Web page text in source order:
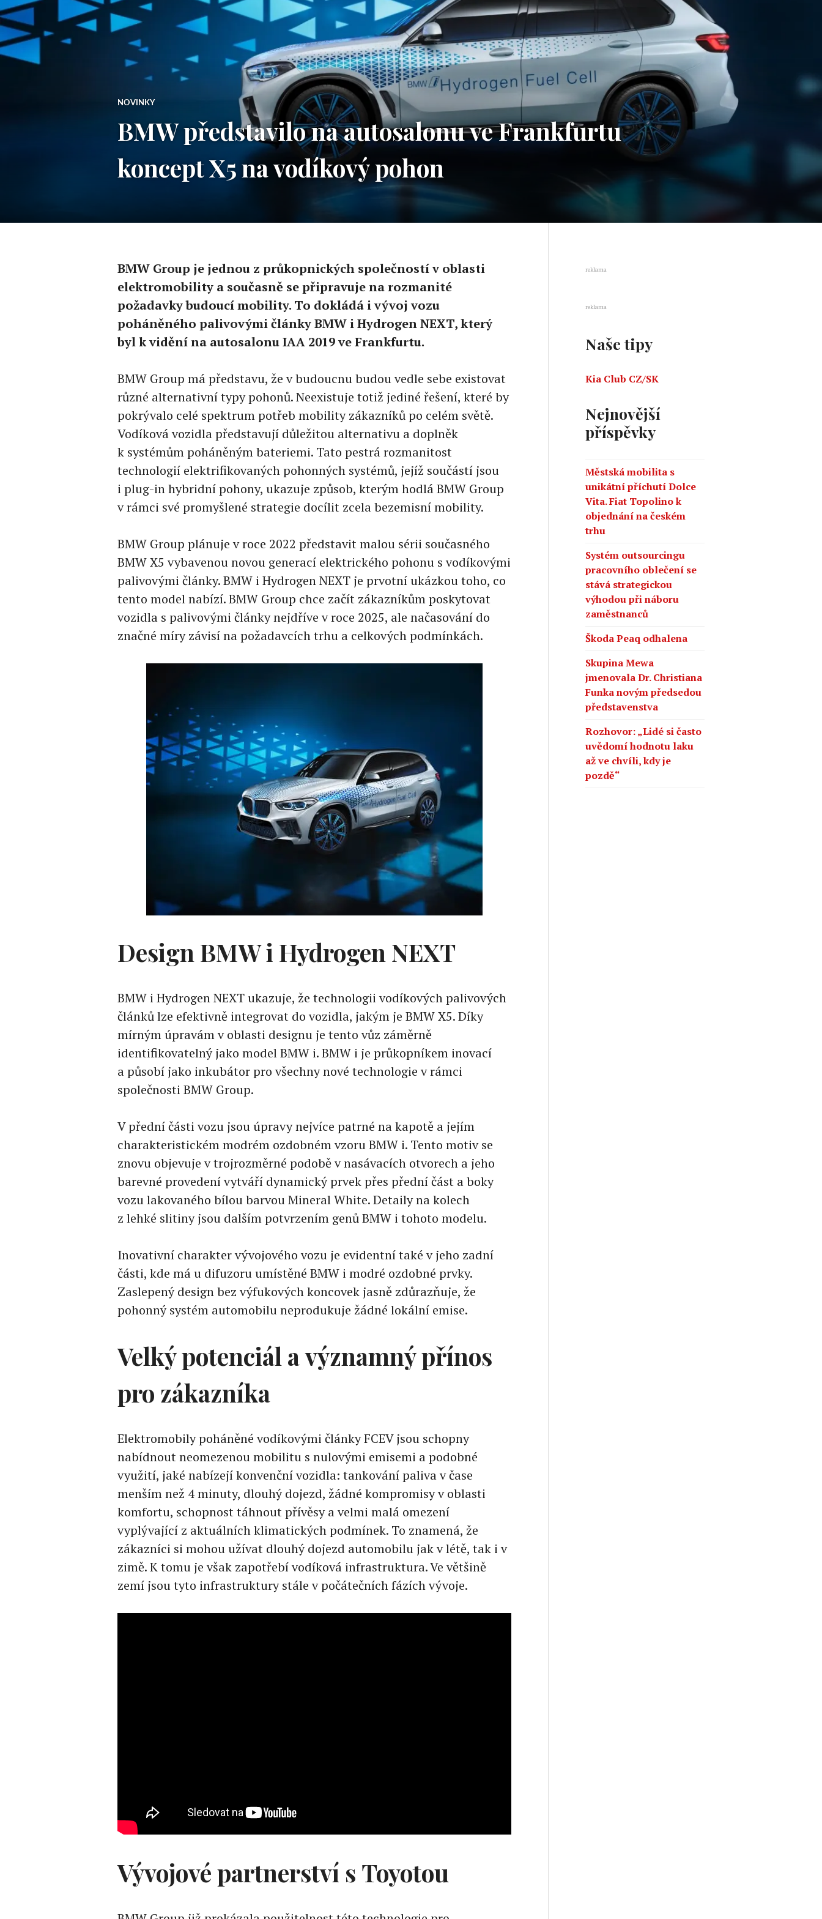
NOVINKY
BMW představilo na autosalonu ve Frankfurtu
koncept X5 na vodíkový pohon
BMW Group je jednou z průkopnických společností v oblasti
elektromobility a současně se připravuje na rozmanité
požadavky budoucí mobility. To dokládá i vývoj vozu
poháněného palivovými články BMW i Hydrogen NEXT, který
byl k vidění na autosalonu IAA 2019 ve Frankfurtu.
BMW Group má představu, že v budoucnu budou vedle sebe existovat
různé alternativní typy pohonů. Neexistuje totiž jediné řešení, které by
pokrývalo celé spektrum potřeb mobility zákazníků po celém světě.
Vodíková vozidla představují důležitou alternativu a doplněk
k systémům poháněným bateriemi. Tato pestrá rozmanitost
technologií elektrifikovaných pohonných systémů, jejíž součástí jsou
i plug-in hybridní pohony, ukazuje způsob, kterým hodlá BMW Group
v rámci své promyšlené strategie docílit zcela bezemisní mobility.
BMW Group plánuje v roce 2022 představit malou sérii současného
BMW X5 vybavenou novou generací elektrického pohonu s vodíkovými
palivovými články. BMW i Hydrogen NEXT je prvotní ukázkou toho, co
tento model nabízí. BMW Group chce začít zákazníkům poskytovat
vozidla s palivovými články nejdříve v roce 2025, ale načasování do
značné míry závisí na požadavcích trhu a celkových podmínkách.
Design BMW i Hydrogen NEXT
BMW i Hydrogen NEXT ukazuje, že technologii vodíkových palivových
článků lze efektivně integrovat do vozidla, jakým je BMW X5. Díky
mírným úpravám v oblasti designu je tento vůz záměrně
identifikovatelný jako model BMW i. BMW i je průkopníkem inovací
a působí jako inkubátor pro všechny nové technologie v rámci
společnosti BMW Group.
V přední části vozu jsou úpravy nejvíce patrné na kapotě a jejím
charakteristickém modrém ozdobném vzoru BMW i. Tento motiv se
znovu objevuje v trojrozměrné podobě v nasávacích otvorech a jeho
barevné provedení vytváří dynamický prvek přes přední část a boky
vozu lakovaného bílou barvou Mineral White. Detaily na kolech
z lehké slitiny jsou dalším potvrzením genů BMW i tohoto modelu.
Inovativní charakter vývojového vozu je evidentní také v jeho zadní
části, kde má u difuzoru umístěné BMW i modré ozdobné prvky.
Zaslepený design bez výfukových koncovek jasně zdůrazňuje, že
pohonný systém automobilu neprodukuje žádné lokální emise.
Velký potenciál a významný přínos
pro zákazníka
Elektromobily poháněné vodíkovými články FCEV jsou schopny
nabídnout neomezenou mobilitu s nulovými emisemi a podobné
využití, jaké nabízejí konvenční vozidla: tankování paliva v čase
menším než 4 minuty, dlouhý dojezd, žádné kompromisy v oblasti
komfortu, schopnost táhnout přívěsy a velmi malá omezení
vyplývající z aktuálních klimatických podmínek. To znamená, že
zákazníci si mohou užívat dlouhý dojezd automobilu jak v létě, tak i v
zimě. K tomu je však zapotřebí vodíková infrastruktura. Ve většině
zemí jsou tyto infrastruktury stále v počátečních fázích vývoje.
Vývojové partnerství s Toyotou
reklama
reklama
Naše tipy
Kia Club CZ/SK
Nejnovější
příspěvky
Městská mobilita s
unikátní příchutí Dolce
Vita. Fiat Topolino k
objednání na českém
trhu
Systém outsourcingu
pracovního oblečení se
stává strategickou
výhodou při náboru
zaměstnanců
Škoda Peaq odhalena
Skupina Mewa
jmenovala Dr. Christiana
Funka novým předsedou
představenstva
Rozhovor: „Lidé si často
uvědomí hodnotu laku
až ve chvíli, kdy je
pozdě“